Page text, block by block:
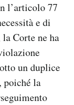
l’articolo 77
e di
Corte ne ha
un duplice
la